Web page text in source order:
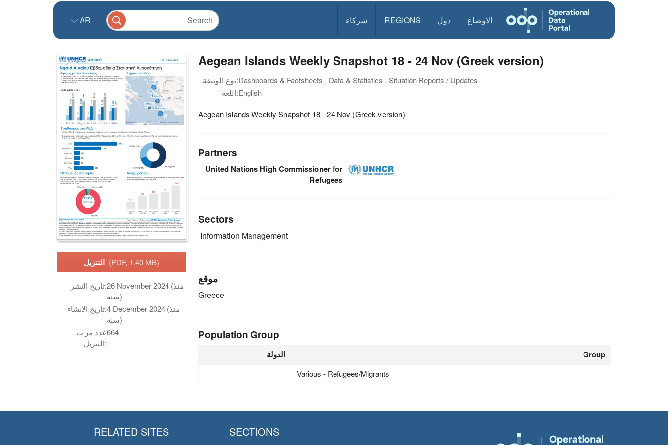
الاوضاع دول REGIONS شركاء AR
(PDF, 1.40 MB)
تاريخ النشر:26 November 2024 (منذ
سنة)
تاريخ الانشاء:4 December 2024 (منذ
سنة)
عدد مرات
التنزيل:
664
Aegean Islands Weekly Snapshot 18 - 24 Nov (Greek version)
نوع الوثيقة:Dashboards & Factsheets , Data & Statistics , Situation Reports / Updates
اللغة:English
Aegean Islands Weekly Snapshot 18 - 24 Nov (Greek version)
Partners
United Nations High Commissioner for
Refugees
Sectors
Information Management
موقع
Greece
Population Group
الدولة Group
Various - Refugees/Migrants
SECTIONS
RELATED SITES